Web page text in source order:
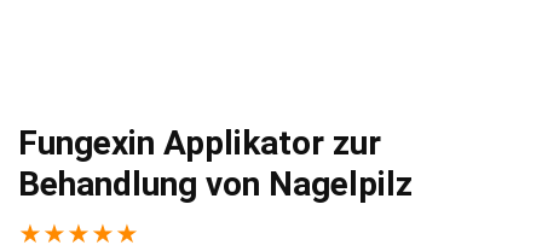
Fungexin Applikator zur
Behandlung von Nagelpilz
★★★★★